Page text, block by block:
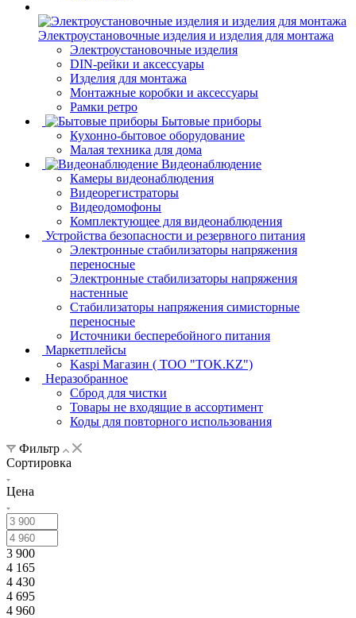
Электроустановочные изделия и изделия для монтажа
Электроустановочные изделия
DIN-рейки и аксессуары
Изделия для монтажа
Монтажные коробки и аксессуары
Рамки ретро
Бытовые приборы
Кухонно-бытовое оборудование
Малая техника для дома
Видеонаблюдение
Камеры видеонаблюдения
Видеорегистраторы
Видеодомофоны
Комплектующее для видеонаблюдения
Устройства безопасности и резервного питания
Электронные стабилизаторы напряжения
переносные
Электронные стабилизаторы напряжения
настенные
Стабилизаторы напряжения симисторные
переносные
Источники бесперебойного питания
Маркетплейсы
Kaspi Магазин ( ТОО "TOK.KZ")
Неразобранное
Сброд для чистки
Товары не входящие в ассортимент
Коды для повторного использования
Фильтр
Сортировка
Цена
3 900
4 165
4 430
4 695
4 960